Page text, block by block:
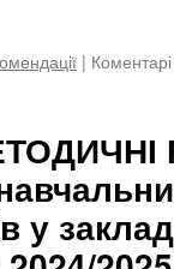
|
у